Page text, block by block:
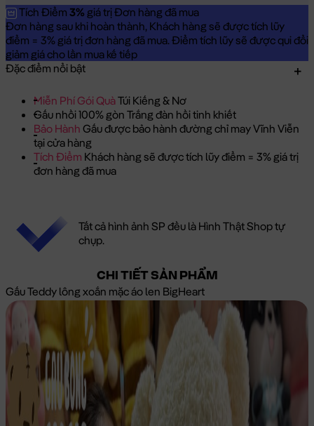
Tích Điểm 3% giá trị Đơn hàng đã mua
Đơn hàng sau khi hoàn thành, Khách hàng sẽ được tích lũy
điểm = 3% giá trị đơn hàng đã mua. Điểm tích lũy sẽ được qui đổi
giảm giá cho lần mua kế tiếp
Đặc điểm nổi bật
Miễn Phí Gói QuàTúi Kiếng & Nơ
Gấu nhồi 100% gòn Trắng đàn hồi tinh khiết
Bảo Hành Gấu được bảo hành đường chỉ may Vĩnh Viễn
tại cửa hàng
Tích Điểm Khách hàng sẽ được tích lũy điểm = 3% giá trị
đơn hàng đã mua
Tất cả hình ảnh SP đều là Hình Thật Shop tự
chụp.
CHI TIẾT SẢN PHẨM
Gấu Teddy lông xoắn mặc áo len BigHeart